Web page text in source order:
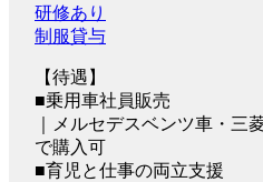
研修あり
制服貸与
【待遇】
■乗用車社員販売
｜メルセデスベンツ車・三
で購入可
■育児と仕事の両立支援